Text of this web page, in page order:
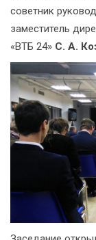
советник
заместитель
«ВТБ 24» С. А.